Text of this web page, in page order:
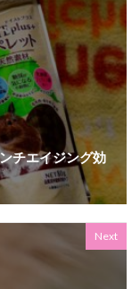
チエイジング効
Next